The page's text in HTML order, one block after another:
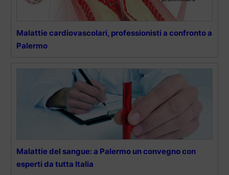
Malattie cardiovascolari, professionisti a confronto a
Palermo
Malattie del sangue: a Palermo un convegno con
esperti da tutta Italia